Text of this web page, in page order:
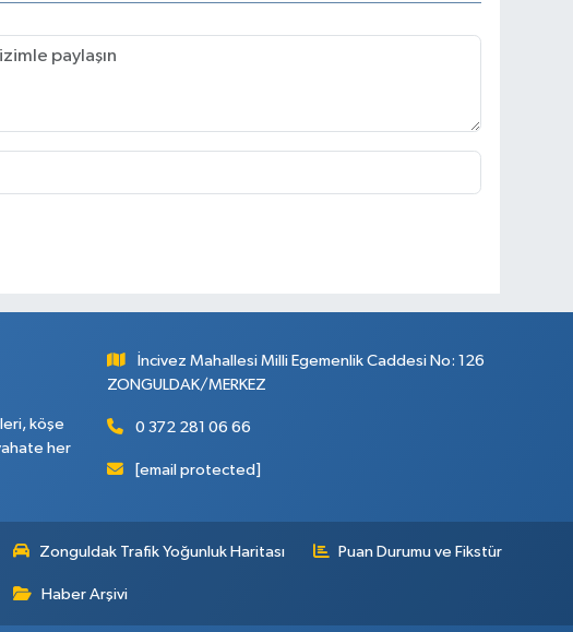
köşe
her
İncivez Mahallesi Milli Egemenlik Caddesi No: 126
ZONGULDAK/MERKEZ
0 372 281 06 66
[email protected]
Zonguldak Trafik Yoğunluk Haritası Puan Durumu ve Fikstür
Haber Arşivi